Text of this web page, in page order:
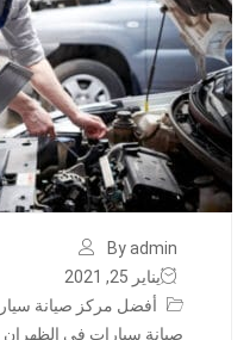
By admin
يناير 25, 2021
أفضل مركز صيانة
صيانة سيارات في الظهران